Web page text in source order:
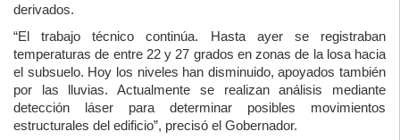
derivados.
“El trabajo técnico continúa. Hasta ayer se registraban
temperaturas de entre 22 y 27 grados en zonas de la losa hacia
el subsuelo. Hoy los niveles han disminuido, apoyados también
por las lluvias. Actualmente se realizan análisis mediante
detección láser para determinar posibles movimientos
estructurales del edificio”, precisó el Gobernador.